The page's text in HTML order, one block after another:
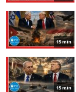
15 min
15 min